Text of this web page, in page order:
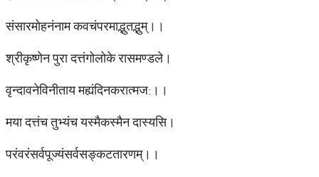
संसारमोहनंनाम कवचंपरमाद्भुतद्भुम्।।
श्रीकृष्णेन पुरा दत्तंगोलोके रासमण्डले।
वृन्दावनेविनीताय मह्यंदिनकरात्मज:।।
मया दत्तंच तुभ्यंच यस्मैकस्मैन दास्यसि।
परंवरंसर्वपूज्यंसर्वसङ्कटतारणम्।।